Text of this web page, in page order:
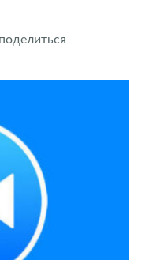
Поделиться
поделиться